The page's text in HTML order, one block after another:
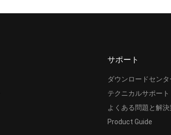
サポート
ダウンロードセンタ
テクニカルサポート
よくある問題と解決
Product Guide